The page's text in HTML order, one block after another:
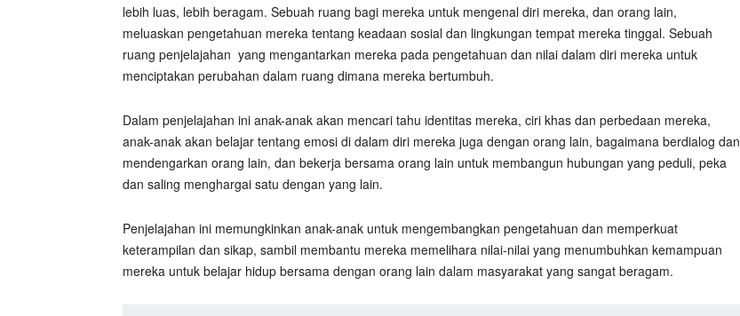
lebih luas, lebih beragam. Sebuah ruang bagi mereka untuk mengenal diri mereka, dan orang lain,
meluaskan pengetahuan mereka tentang keadaan sosial dan lingkungan tempat mereka tinggal. Sebuah
ruang penjelajahan yang mengantarkan mereka pada pengetahuan dan nilai dalam diri mereka untuk
menciptakan perubahan dalam ruang dimana mereka bertumbuh.
Dalam penjelajahan ini anak-anak akan mencari tahu identitas mereka, ciri khas dan perbedaan mereka,
anak-anak akan belajar tentang emosi di dalam diri mereka juga dengan orang lain, bagaimana berdialog dan
mendengarkan orang lain, dan bekerja bersama orang lain untuk membangun hubungan yang peduli, peka
dan saling menghargai satu dengan yang lain.
Penjelajahan ini memungkinkan anak-anak untuk mengembangkan pengetahuan dan memperkuat
keterampilan dan sikap, sambil membantu mereka memelihara nilai-nilai yang menumbuhkan kemampuan
mereka untuk belajar hidup bersama dengan orang lain dalam masyarakat yang sangat beragam.